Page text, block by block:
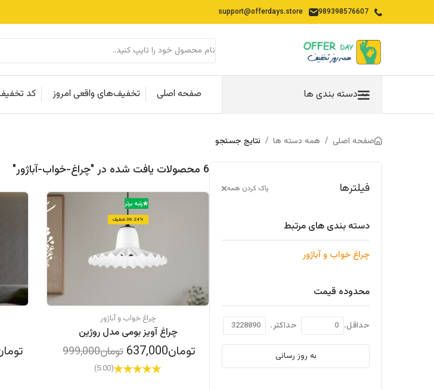
989398576607
support@offerdays.store
دسته بندی ها صفحه اصلی تخفیف‌های واقعی امروز کد
صفحه اصلی / همه دسته ها / نتایج جستجو
فیلترها پاک کردن همه
دسته بندی های مرتبط
چراغ خواب و آباژور
محدوده قیمت
حداقل. حداکثر.
به روز رسانی
6 محصولات یافت شده در "چراغ-خواب-آباژور"
رتبه برتر
36.24% تخفیف
چراغ خواب و آباژور
چراغ آویز بومی مدل روژین
تومان637,000 تومان999,000
(5.00)